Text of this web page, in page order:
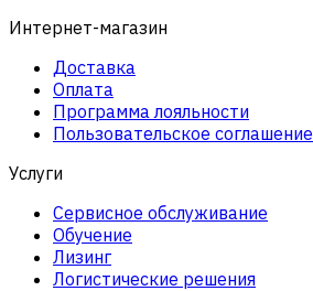
Интернет-магазин
Доставка
Оплата
Программа лояльности
Пользовательское соглашение
Услуги
Сервисное обслуживание
Обучение
Лизинг
Логистические решения